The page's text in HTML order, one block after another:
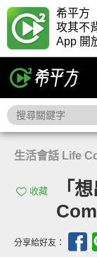
希平方
攻其不
App 開
生活會話 Life
收藏
「
分享給好友：